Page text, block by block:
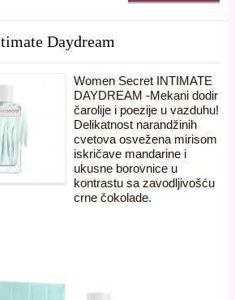
Daydream
Women Secret INTIMATE
DAYDREAM -Mekani dodir
čarolije i poezije u vazduhu!
Delikatnost narandžinih
cvetova osvežena mirisom
iskričave mandarine i
ukusne borovnice u
kontrastu sa zavodljivošću
crne čokolade.